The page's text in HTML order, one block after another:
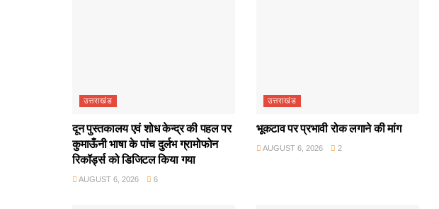
उत्तराखंड
दून पुस्तकालय एवं शोध केन्द्र की पहल पर
कुमाऊँनी भाषा के पांच दुर्लभ ग्रामोफोन
रिकॉर्ड्स को डिजिटल किया गया
AUGUST 6, 2026 6
उत्तराखंड
भूकटाव पर प्रभावी रोक लगाने की मांग
AUGUST 6, 2026 2